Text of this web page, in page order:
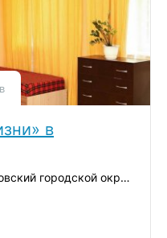
в
Московская область, Одинцовский городской округ, село Немчиновка, Ольховая улица, 18